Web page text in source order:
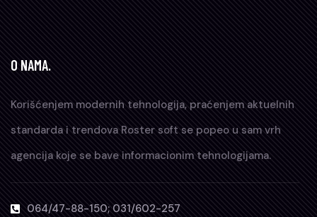
O NAMA.
Korišćenjem modernih tehnologija, praćenjem aktuelnih
standarda i trendova Roster soft se popeo u sam vrh
agencija koje se bave informacionim tehnologijama.
064/47-88-150; 031/602-257